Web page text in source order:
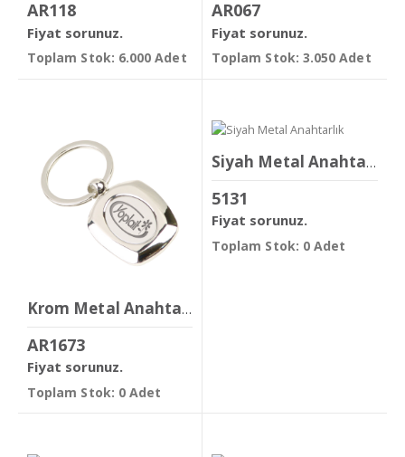
AR118
Fiyat sorunuz.
Toplam Stok: 6.000 Adet
AR067
Fiyat sorunuz.
Toplam Stok: 3.050 Adet
Krom Metal Anahtarlık
AR1673
Fiyat sorunuz.
Toplam Stok: 0 Adet
Siyah Metal Anahtarlık
5131
Fiyat sorunuz.
Toplam Stok: 0 Adet